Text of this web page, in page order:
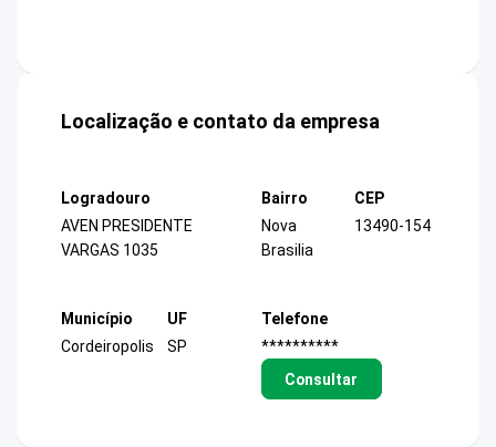
Localização e contato da empresa
Logradouro
AVEN PRESIDENTE
VARGAS 1035
Bairro
Nova
Brasilia
CEP
13490-154
Município
Cordeiropolis
UF
SP
Telefone
**********
Consultar